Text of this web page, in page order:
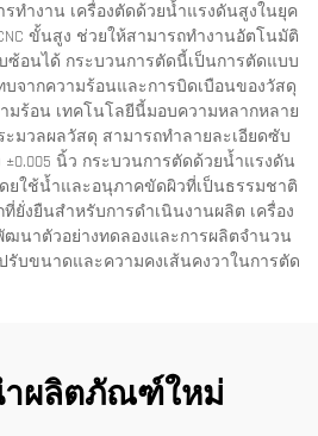
ทำงาน เครื่องตัดด้วยน้ำแรงดันสูงในยุค
ขั้นสูง ช่วยให้สามารถทำงานอัตโนมัติ
อนได้ กระบวนการตัดนี้เป็นการตัดแบบ
บจากความร้อนและการบิดเบือนของวัสดุ
ร้อน เทคโนโลยีนี้มอบความหลากหลาย
ะมวลผลวัสดุ สามารถทำลายละเอียดซับ
นิ้ว กระบวนการตัดด้วยน้ำแรงดัน
ยใช้น้ำและอนุภาคขัดผิวที่เป็นธรรมชาติ
ยั่งยืนสำหรับการดำเนินงานผลิต เครื่อง
นาตัวอย่างทดลองและการผลิตจำนวน
รับขนาดและความคงเส้นคงวาในการตัด
ผลิตภัณฑ์ใหม่